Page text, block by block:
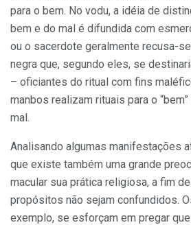
para o bem. No vodu, a idéia de
bem e do mal é difundida com
ou o sacerdote geralmente recusa-
negra que, segundo eles, se
– oficiantes do ritual com fins
manbos realizam rituais para o
mal.
Analisando algumas manifestações
que existe também uma grande
macular sua prática religiosa, a fim
propósitos não sejam confundidos.
exemplo, se esforçam em pregar